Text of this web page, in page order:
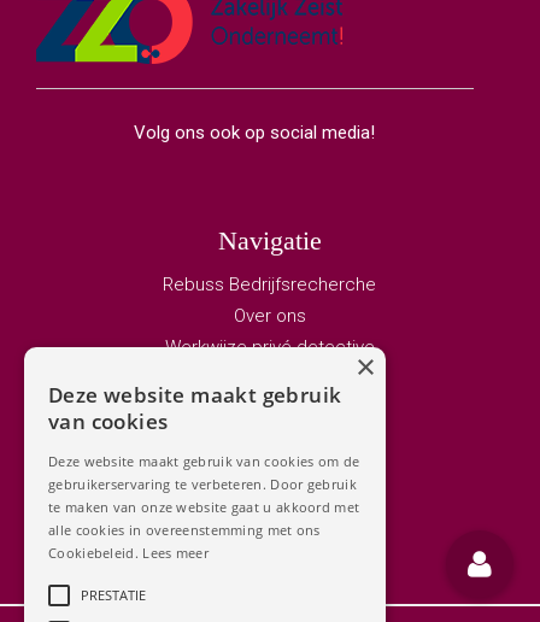
Volg ons ook op social media!
Navigatie
Rebuss Bedrijfsrecherche
Over ons
Werkwijze privé detective
Vacature privedetective
Bedrijfsrecherche
Privé detective
Contact
Deze website maakt gebruik
van cookies
Deze website maakt gebruik van cookies om de
gebruikerservaring te verbeteren. Door gebruik
te maken van onze website gaat u akkoord met
alle cookies in overeenstemming met ons
Cookiebeleid. Lees meer
PRESTATIE
×